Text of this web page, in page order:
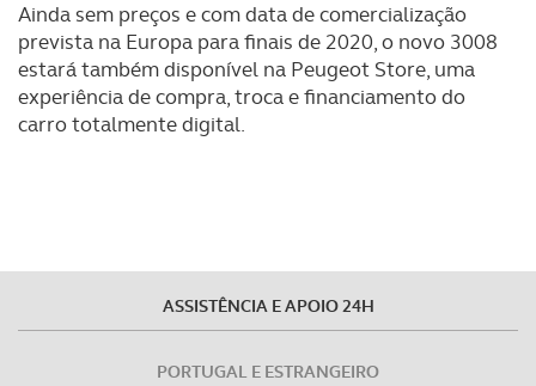
Ainda sem preços e com data de comercialização
prevista na Europa para finais de 2020, o novo 3008
estará também disponível na Peugeot Store, uma
experiência de compra, troca e financiamento do
carro totalmente digital.
ASSISTÊNCIA E APOIO 24H
PORTUGAL E ESTRANGEIRO